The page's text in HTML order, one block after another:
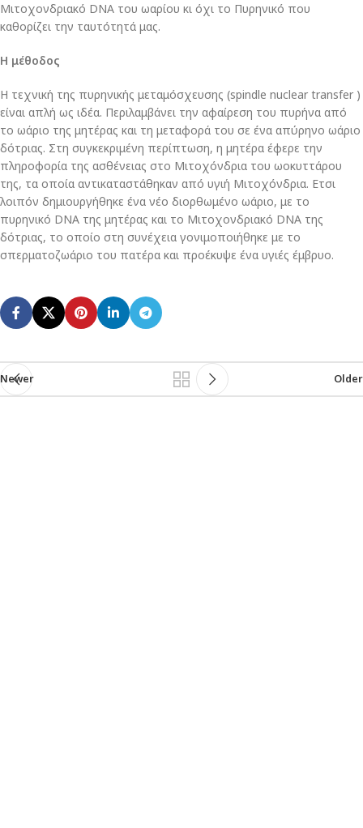
Μιτοχονδριακό DNA του ωαρίου κι όχι το Πυρηνικό που
καθορίζει την ταυτότητά μας.
Η μέθοδος
Η τεχνική της πυρηνικής μεταμόσχευσης (spindle nuclear transfer )
είναι απλή ως ιδέα. Περιλαμβάνει την αφαίρεση του πυρήνα από
το ωάριο της μητέρας και τη μεταφορά του σε ένα απύρηνο ωάριο
δότριας. Στη συγκεκριμένη περίπτωση, η μητέρα έφερε την
πληροφορία της ασθένειας στο Μιτοχόνδρια του ωοκυττάρου
της, τα οποία αντικαταστάθηκαν από υγιή Μιτοχόνδρια. Ετσι
λοιπόν δημιουργήθηκε ένα νέο διορθωμένο ωάριο, με το
πυρηνικό DNA της μητέρας και το Μιτοχονδριακό DNA της
δότριας, το οποίο στη συνέχεια γονιμοποιήθηκε με το
σπερματοζωάριο του πατέρα και προέκυψε ένα υγιές έμβρυο.
Newer Older